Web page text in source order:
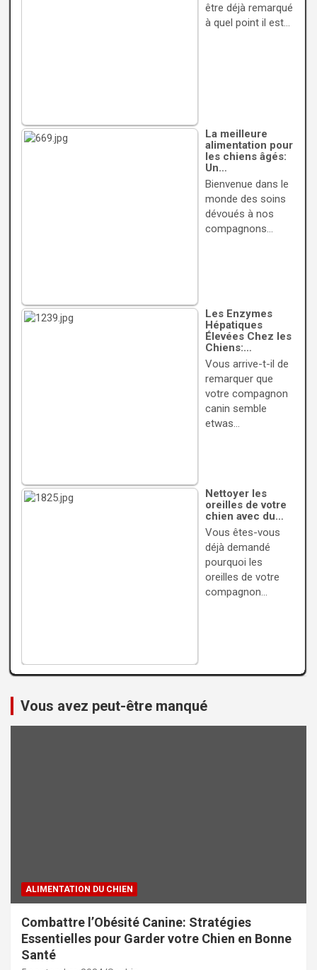
être déjà remarqué
à quel point il est…
La meilleure
alimentation pour
les chiens âgés:
Un…
Bienvenue dans le
monde des soins
dévoués à nos
compagnons…
Les Enzymes
Hépatiques
Élevées Chez les
Chiens:…
Vous arrive-t-il de
remarquer que
votre compagnon
canin semble
etwas…
Nettoyer les
oreilles de votre
chien avec du…
Vous êtes-vous
déjà demandé
pourquoi les
oreilles de votre
compagnon…
Vous avez peut-être manqué
ALIMENTATION DU CHIEN
Combattre l’Obésité Canine: Stratégies
Essentielles pour Garder votre Chien en Bonne
Santé